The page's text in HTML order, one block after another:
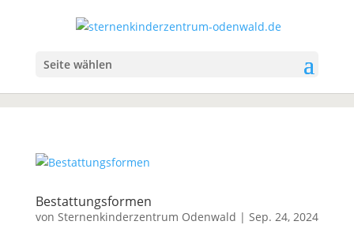
Seite wählen
Bestattungsformen
von Sternenkinderzentrum Odenwald | Sep. 24, 2024